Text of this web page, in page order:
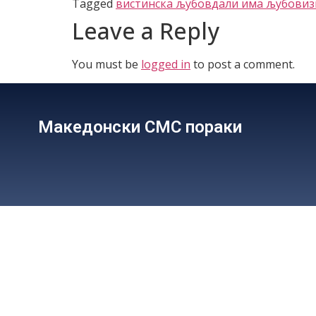
Tagged вистинска љубовдали има љубов
Leave a Reply
You must be logged in to post a comment.
Македонски СМС пораки